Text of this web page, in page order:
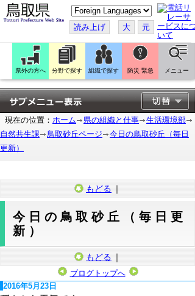
こ
の
ペ
ー
ジ
翻
訳
す
る
読み上げ 大 元
県外の方へ 分野で探す 組織で探す 防災 緊急 メニュー
現在の位置： ホーム 県の組織と仕事
生活環境部
自然共生課
鳥取砂丘ページ
今日の鳥取砂丘（毎日
更新）
もどる ｜
今日の鳥取砂丘（毎日更
新）
もどる ｜
ブログトップへ
2016年5月23日